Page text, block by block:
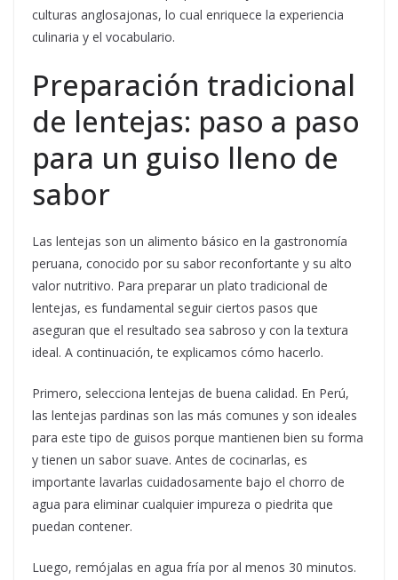
culturas anglosajonas, lo cual enriquece la experiencia
culinaria y el vocabulario.
Preparación tradicional
de lentejas: paso a paso
para un guiso lleno de
sabor
Las lentejas son un alimento básico en la gastronomía
peruana, conocido por su sabor reconfortante y su alto
valor nutritivo. Para preparar un plato tradicional de
lentejas, es fundamental seguir ciertos pasos que
aseguran que el resultado sea sabroso y con la textura
ideal. A continuación, te explicamos cómo hacerlo.
Primero, selecciona lentejas de buena calidad. En Perú,
las lentejas pardinas son las más comunes y son ideales
para este tipo de guisos porque mantienen bien su forma
y tienen un sabor suave. Antes de cocinarlas, es
importante lavarlas cuidadosamente bajo el chorro de
agua para eliminar cualquier impureza o piedrita que
puedan contener.
Luego, remójalas en agua fría por al menos 30 minutos.